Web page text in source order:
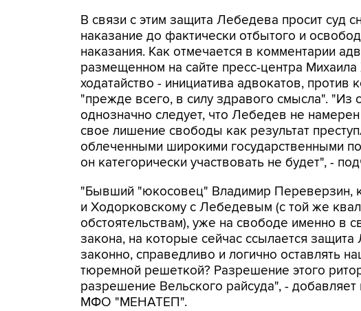
В связи с этим защита Лебедева просит суд
наказание до фактически отбытого и
наказания. Как отмечается в комментарии
размещенном на сайте пресс-центра
ходатайство - инициатива адвокатов,
"прежде всего, в силу здравого смысла". "Из
однозначно следует, что Лебедев не
свое лишение свободы как результат
облеченными широкими государственными
он категорически участвовать не будет", -
"Бывший "юкосовец" Владимир Переверзин,
и Ходорковскому с Лебедевым (с той же
обстоятельствам), уже на свободе именно в
закона, на которые сейчас ссылается
законно, справедливо и логично оставлять
тюремной решеткой? Разрешение этого
разрешение Вельского райсуда", -
МФО "МЕНАТЕП".